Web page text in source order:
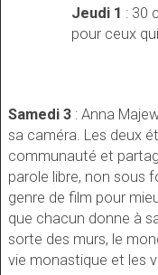
Jeudi 1 : 30
pour ceux
Samedi 3: Anna
sa caméra. Les deux
communauté et
parole libre, non sous
genre de film pour
que chacun donne à
sorte des murs, le
vie monastique et les